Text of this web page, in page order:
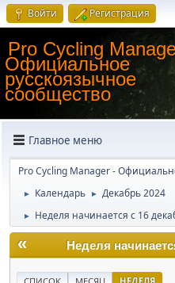
Войти Регистрация
Pro Cycling
Официальное
русскоязычное
сообщество
Главное меню
Pro Cycling Manager -
► Календарь ► Декабрь 2024
► Неделя начинается с 16
« Неделя